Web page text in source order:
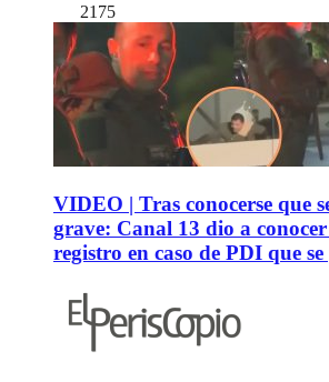
2175
VIDEO | Tras conocerse que
grave: Canal 13 dio a
registro en caso de PDI que